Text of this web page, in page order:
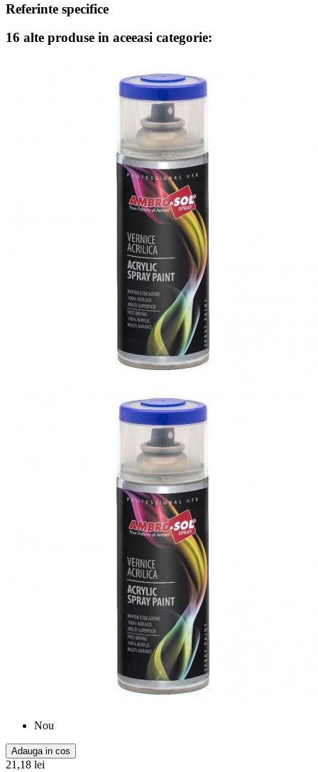
Referinte specifice
16 alte produse in aceeasi categorie:
Nou
Adauga in cos
21,18 lei